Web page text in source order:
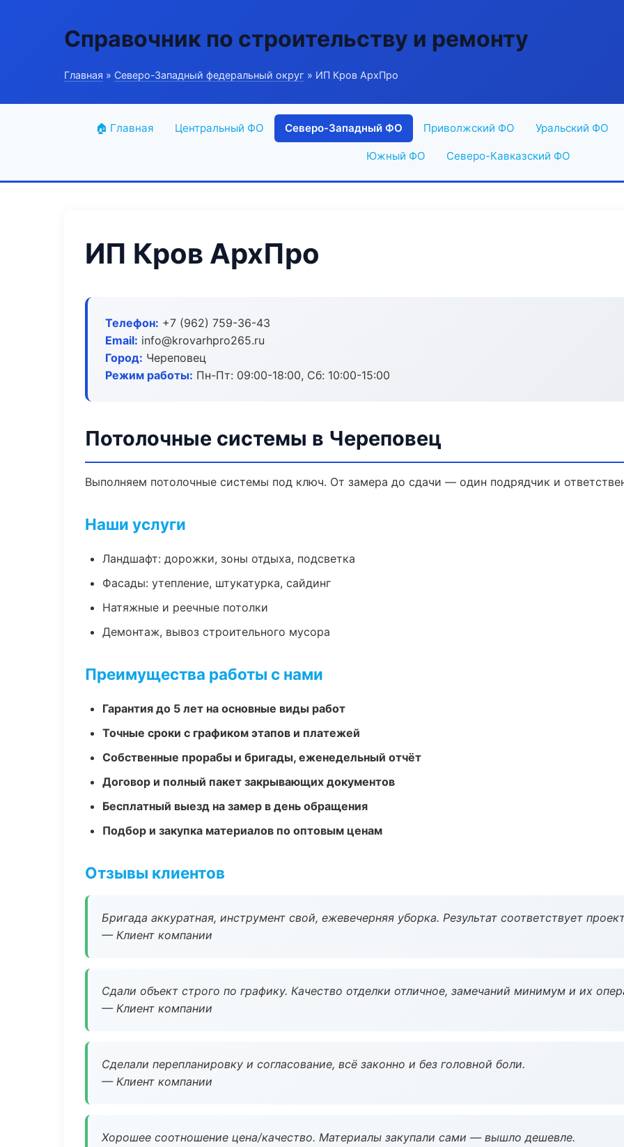
Справочник по строительству и ремонту
Главная » Северо-Западный федеральный округ » ИП Кров АрхПро
🏠 Главная Центральный ФО Северо-Западный ФО Приволжский ФО Уральский ФО
Южный ФО Северо-Кавказский ФО
ИП Кров АрхПро
Телефон: +7 (962) 759-36-43
Email: info@krovarhpro265.ru
Город: Череповец
Режим работы: Пн-Пт: 09:00-18:00, Сб: 10:00-15:00
Потолочные системы в Череповец
Выполняем потолочные системы под ключ. От замера до сдачи — один подрядчик и
Наши услуги
Ландшафт: дорожки, зоны отдыха, подсветка
Фасады: утепление, штукатурка, сайдинг
Натяжные и реечные потолки
Демонтаж, вывоз строительного мусора
Преимущества работы с нами
Гарантия до 5 лет на основные виды работ
Точные сроки с графиком этапов и платежей
Собственные прорабы и бригады, еженедельный отчёт
Договор и полный пакет закрывающих документов
Бесплатный выезд на замер в день обращения
Подбор и закупка материалов по оптовым ценам
Отзывы клиентов
Бригада аккуратная, инструмент свой, ежевечерняя уборка. Результат соответствует
— Клиент компании
Сдали объект строго по графику. Качество отделки отличное, замечаний минимум и их
— Клиент компании
Сделали перепланировку и согласование, всё законно и без головной боли.
— Клиент компании
Хорошее соотношение цена/качество. Материалы закупали сами — вышло дешевле.